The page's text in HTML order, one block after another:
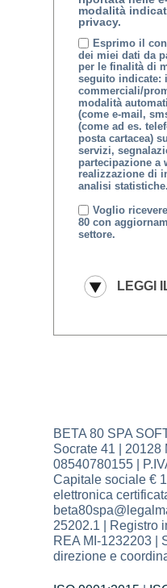
modalità
privacy.
Esprimo il
dei miei dati da
per le finalità di
seguito indicate:
commerciali/
modalità
(come e-mail,
(come ad es.
posta cartacea)
servizi,
partecipazione a
realizzazione di
analisi statistiche.
Voglio
80 con
settore.
BETA 80 SPA
Socrate 41 | 20128
08540780155 |
Capitale sociale €
elettronica
25202.1 | Registro
REA MI-1232203 |
direzione e